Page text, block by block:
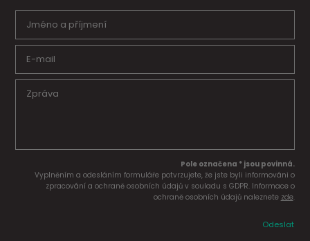
Pole označena * jsou povinná.
Vyplněním a odesláním formuláře potvrzujete, že jste byli informováni o
zpracování a ochraně osobních údajů v souladu s GDPR. Informace o
ochraně osobních údajů naleznete zde.
Odeslat